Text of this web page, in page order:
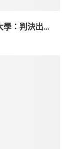
：判決出...